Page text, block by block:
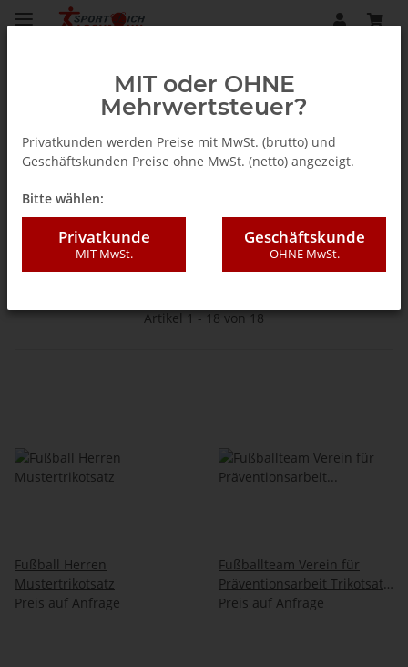
Startseite
Unisex
Filter und Sortierung
Artikel 1 - 18 von 18
Fußball Herren
Mustertrikotsatz
Preis auf Anfrage
Fußballteam Verein für
Präventionsarbeit Trikotsatz
Damen Herren unisex
Preis auf Anfrage
MIT oder OHNE
Mehrwertsteuer?
Privatkunden werden Preise mit MwSt. (brutto) und
Geschäftskunden Preise ohne MwSt. (netto) angezeigt.
Bitte wählen:
Privatkunde
MIT MwSt.
Geschäftskunde
OHNE MwSt.